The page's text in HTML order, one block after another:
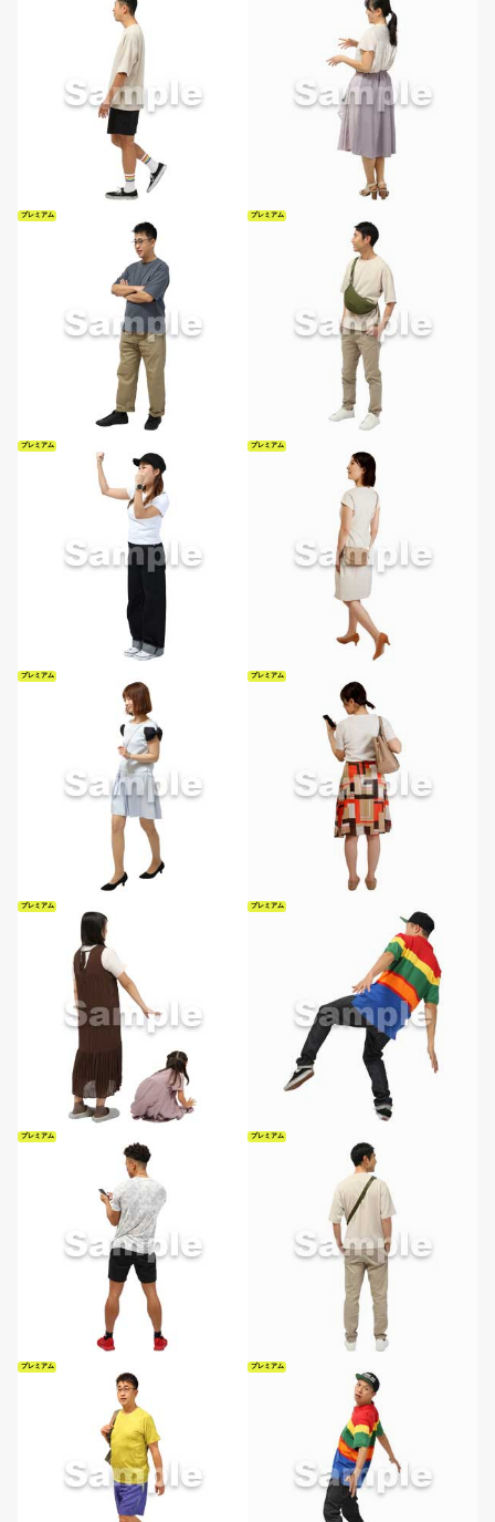
プレミアム プレミアム
プレミアム プレミアム
プレミアム プレミアム
プレミアム プレミアム
プレミアム プレミアム
プレミアム プレミアム